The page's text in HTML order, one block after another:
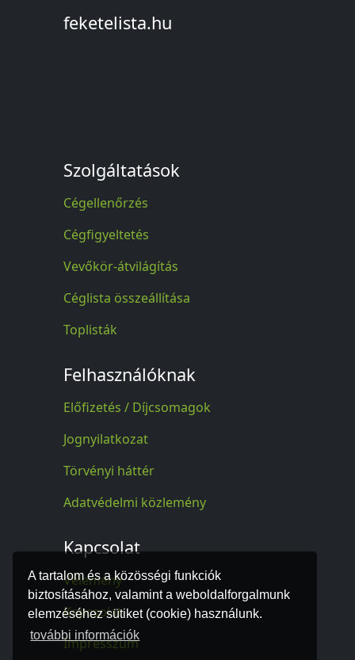
A tartalom és a közösségi funkciók
biztosításához, valamint a weboldalforgalmunk
elemzéséhez sütiket (cookie) használunk.
további információk
feketelista.hu
Szolgáltatások
Cégellenőrzés
Cégfigyeltetés
Vevőkör-átvilágítás
Céglista összeállítása
Toplisták
Felhasználóknak
Előfizetés / Díjcsomagok
Jognyilatkozat
Törvényi háttér
Adatvédelmi közlemény
Kapcsolat
Vélemény
Kapcsolat
Impresszum